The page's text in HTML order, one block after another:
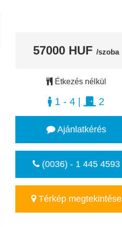
57000 HUF /szoba
Étkezés nélkül
1 - 4 2
Ajánlatkérés
(0036) - 1 445 4593
Térkép megtekintése